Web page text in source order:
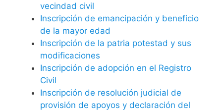
vecindad civil
Inscripción de emancipación y beneficio
de la mayor edad
Inscripción de la patria potestad y sus
modificaciones
Inscripción de adopción en el Registro
Civil
Inscripción de resolución judicial de
provisión de apoyos y declaración del